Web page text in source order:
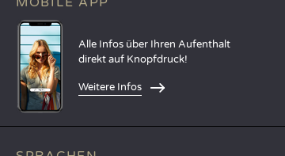
Alle Infos über Ihren Aufenthalt
direkt auf Knopfdruck!
Weitere Infos